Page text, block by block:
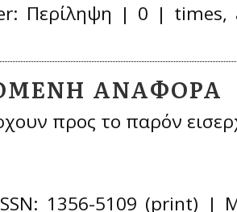
Περίληψη | 0 |
ΑΝΑΦΟΡΆ
προς το παρόν
1356­-5109 (print) |